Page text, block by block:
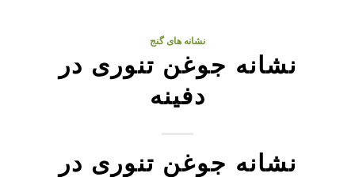
نشانه های گنج
نشانه جوغن تنوری در
دفینه
نشانه جوغن تنوری در